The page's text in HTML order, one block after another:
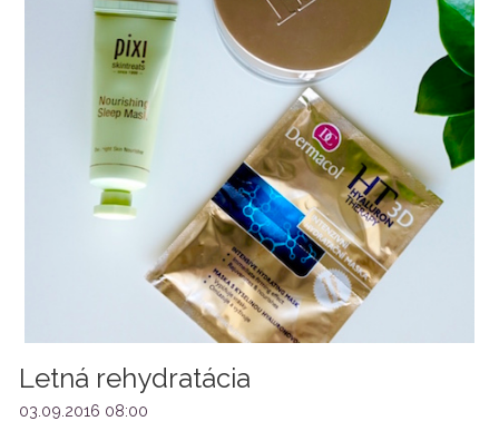
Letná rehydratácia
03.09.2016 08:00